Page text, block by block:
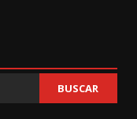
BUSCAR